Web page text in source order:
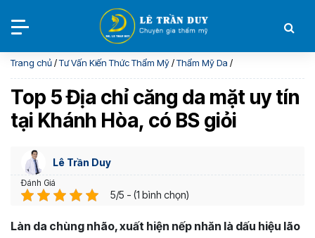
Trang chủ/Tư Vấn Kiến Thức Thẩm Mỹ/Thẩm Mỹ Da /
Top 5 Địa chỉ căng da mặt uy tín
tại Khánh Hòa, có BS giỏi
Lê Trần Duy
Đánh Giá
5/5 - (1 bình chọn)
Làn da chùng nhão, xuất hiện nếp nhăn là dấu hiệu lão